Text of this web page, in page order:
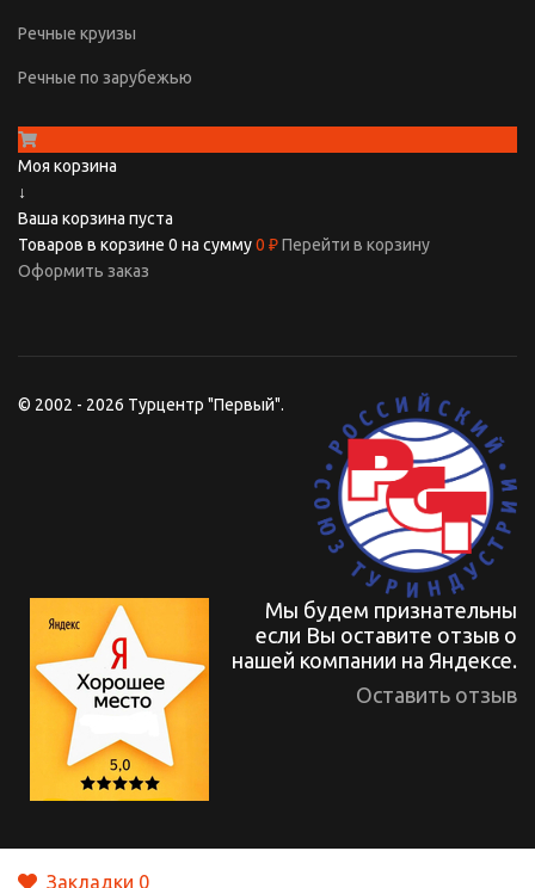
Речные круизы
Речные по зарубежью
Моя корзина
↓
Ваша корзина пуста
Товаров в корзине 0 на сумму0 ₽Перейти в корзину
Оформить заказ
© 2002 - 2026 Турцентр "Первый".
Мы будем признательны
если Вы оставите отзыв о
нашей компании на Яндексе.
Оставить отзыв
Закладки 0